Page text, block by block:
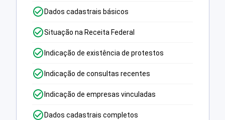
Dados cadastrais básicos
Situação na Receita Federal
Indicação de existência de protestos
Indicação de consultas recentes
Indicação de empresas vinculadas
Dados cadastrais completos